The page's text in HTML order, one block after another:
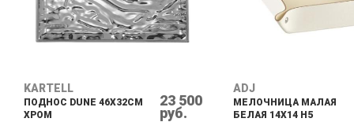
KARTELL
ПОДНОС DUNE 46Х32СМ
ХРОМ
23 500
руб.
ADJ
МЕЛОЧНИЦА МАЛАЯ
БЕЛАЯ 14X14 H5